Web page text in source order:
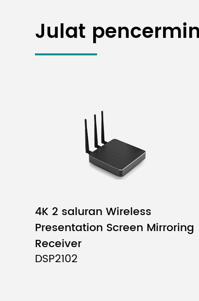
Julat
4K 2 saluran Wireless
Presentation Screen Mirroring
Receiver
DSP2102